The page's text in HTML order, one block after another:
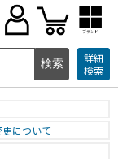
ブランド
詳細
検索
について